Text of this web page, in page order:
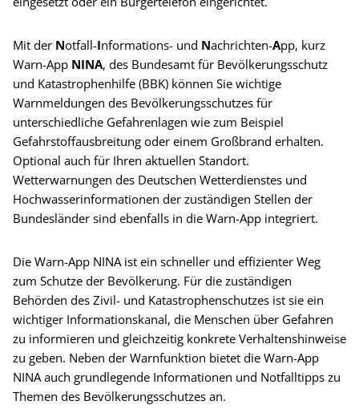
Mit der Notfall-Informations- und Nachrichten-App, kurz
Warn-App NINA, des Bundesamt für Bevölkerungsschutz
und Katastrophenhilfe (BBK) können Sie wichtige
Warnmeldungen des Bevölkerungsschutzes für
unterschiedliche Gefahrenlagen wie zum Beispiel
Gefahrstoffausbreitung oder einem Großbrand erhalten.
Optional auch für Ihren aktuellen Standort.
Wetterwarnungen des Deutschen Wetterdienstes und
Hochwasserinformationen der zuständigen Stellen der
Bundesländer sind ebenfalls in die Warn-App integriert.
Die Warn-App NINA ist ein schneller und effizienter Weg
zum Schutze der Bevölkerung. Für die zuständigen
Behörden des Zivil- und Katastrophenschutzes ist sie ein
wichtiger Informationskanal, die Menschen über Gefahren
zu informieren und gleichzeitig konkrete Verhaltenshinweise
zu geben. Neben der Warnfunktion bietet die Warn-App
NINA auch grundlegende Informationen und Notfalltipps zu
Themen des Bevölkerungsschutzes an.